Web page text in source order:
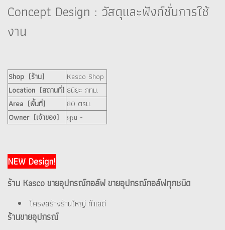
Concept Design : วัสดุและฟังก์ชั่นการใช้
งาน
Shop (ร้าน)
Kasco Shop
Location (สถานที่) ธนิยะ กทม.
Area (พื้นที่)
80 ตรม.
Owner (เจ้าของ)
คุณ -
NEW Design!
ร้าน Kasco ขายอุปกรณ์กอล์ฟ ขายอุปกรณ์กอล์ฟทุกชนิด
โครงสร้างร้านใหญ่ ทำเลดี
ร้านขายอุปกรณ์